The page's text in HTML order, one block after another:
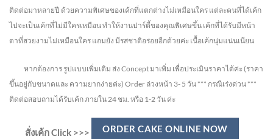
ติดต่อมาหลายปี ด้วยความพิเศษของเค้กที่แตกต่างไม่เหมือนใคร แต่ละคนที่ได้เค้ก
ไปจะเป็นเค้กที่ไม่มีใครเหมือน ทำให้งานปาร์ตี้ของคุณพิเศษขึ้น เค้กที่ได้รับมีหน้า
ตาที่สวยงามไม่เหมือนใคร แถมยัง มีรสชาติอร่อยอีกด้วยค่ะ เนื้อเค้กนุ่มแน่นเนียน
หากต้องการ รูปแบบเพิ่มเติม ส่ง Concept มาเพิ่ม เพื่อประเมินราคาได้ค่ะ (ราคา
ขึ้นอยู่กับขนาดและ ความยากง่ายค่ะ) Order ล่วงหน้า 3- 5 วัน *** กรณีเร่งด่วน ***
ติดต่อสอบถามได้รับเค้ก ภายใน 24 ชม. หรือ 1-2 วัน ค่ะ
สั่งเค้ก Click >>> ORDER CAKE ONLINE NOW